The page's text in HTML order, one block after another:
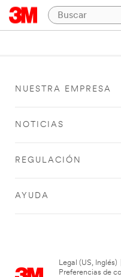
NUESTRA EMPRESA
NOTICIAS
REGULACIÓN
AYUDA
Legal (US, Inglés)
Preferencias de